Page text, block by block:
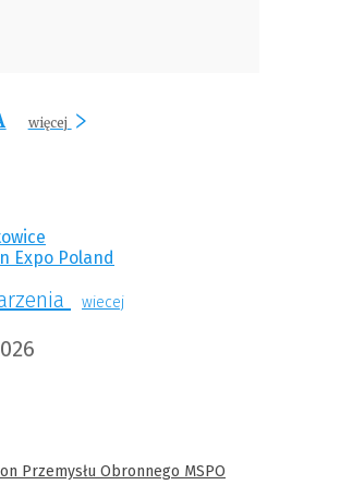
więcej
wiecej
Przemysłu Obronnego MSPO